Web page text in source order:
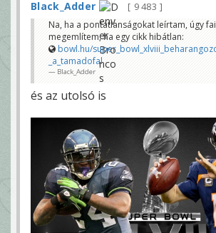
Black_Adder
9 483
Na, ha a pontatlanságokat leírtam, úgy
megemlítem, ha egy cikk hibátlan:
bowl.hu/
_a_tamadofal
Black_Adder
és az utolsó is